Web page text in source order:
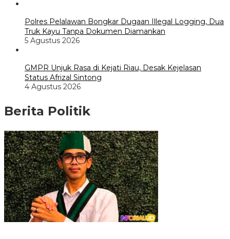
Polres Pelalawan Bongkar Dugaan Illegal Logging, Dua
Truk Kayu Tanpa Dokumen Diamankan
5 Agustus 2026
GMPR Unjuk Rasa di Kejati Riau, Desak Kejelasan
Status Afrizal Sintong
4 Agustus 2026
Berita Politik